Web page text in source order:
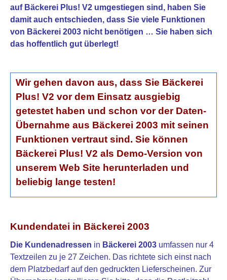
auf Bäckerei Plus! V2 umgestiegen sind, haben Sie
damit auch entschieden, dass Sie viele Funktionen
von Bäckerei 2003 nicht benötigen … Sie haben sich
das hoffentlich gut überlegt!
Wir gehen davon aus, dass Sie Bäckerei
Plus! V2 vor dem Einsatz ausgiebig
getestet haben und schon vor der Daten-
Übernahme aus Bäckerei 2003 mit seinen
Funktionen vertraut sind. Sie können
Bäckerei Plus! V2 als Demo-Version von
unserem Web Site herunterladen und
beliebig lange testen!
Kundendatei in Bäckerei 2003
Die Kundenadressen in Bäckerei 2003 umfassen nur 4
Textzeilen zu je 27 Zeichen. Das richtete sich einst nach
dem Platzbedarf auf den gedruckten Lieferscheinen. Zur